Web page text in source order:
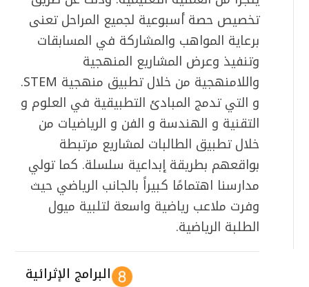
تخصيص حصة أسبوعية لجميع المراحل تعنى
برعاية المواهب والمشاركة في المسابقات
وتنفيذ وعرض المشاريع المنهجية
واللامنهجية من خلال تطبيق منهجية STEM.
و التي تدمج المبادئ التطبيقية في العلوم و
التقنية و الهندسة و الفن و الرياضيات من
خلال تطبيق الطالبات لمشاريع مرتبطة
بواقعهم بطريقة إبداعية سلسلة. كما تولي
مدارسنا اهتمامًا كبيراً بالجانب الرياضي حيث
وفرت ملاعب رياضية واسعة لتلبية ميول
الطلبة الرياضية.
البرامج الإثرائية